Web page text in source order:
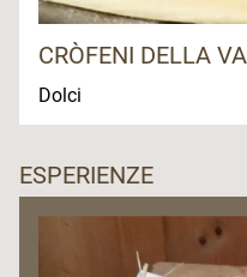
CRÒFENI DELLA
Dolci
ESPERIENZE